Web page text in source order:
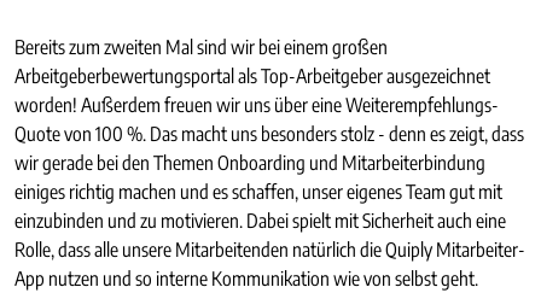
Bereits zum zweiten Mal sind wir bei einem großen
Arbeitgeberbewertungsportal als Top-Arbeitgeber ausgezeichnet
worden! Außerdem freuen wir uns über eine Weiterempfehlungs-
Quote von 100 %. Das macht uns besonders stolz - denn es zeigt, dass
wir gerade bei den Themen Onboarding und Mitarbeiterbindung
einiges richtig machen und es schaffen, unser eigenes Team gut mit
einzubinden und zu motivieren. Dabei spielt mit Sicherheit auch eine
Rolle, dass alle unsere Mitarbeitenden natürlich die Quiply Mitarbeiter-
App nutzen und so interne Kommunikation wie von selbst geht.